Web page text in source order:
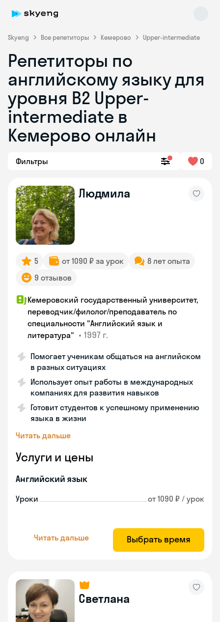
Skyeng Все репетиторы Кемерово Upper-intermediate
Репетиторы по
английскому языку для
уровня B2 Upper-
intermediate в
Кемерово онлайн
Фильтры 0
Людмила
5 от 1090 ₽ за урок
8 лет опыта
9 отзывов
Кемеровский государственный университет,
переводчик/филолог/преподаватель по
специальности "Английский язык и
литература" • 1997 г.
Помогает ученикам общаться на английском
в разных ситуациях
Использует опыт работы в международных
компаниях для развития навыков
Готовит студентов к успешному применению
языка в жизни
Читать дальше
Услуги и цены
Английский язык
Уроки от 1090 ₽ / урок
Читать дальше Выбрать время
Светлана
online